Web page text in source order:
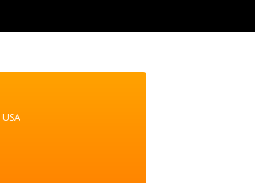
USA